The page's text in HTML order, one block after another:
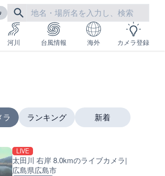
河川 台風情報 海外 カメラ登録
ラ
LIVE
太田川 右岸 8.0kmのライブカメラ|
広島県広島市
ランキング
日本全国・緊急地震速報のラ
新着
南出川水門付近のライブカメ